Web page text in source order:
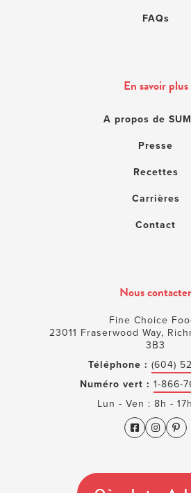
FAQs
En savoir plus
A propos de
Presse
Recettes
Carrières
Contact
Nous contacter
Fine Choice
23011 Fraserwood Way,
3B3
Téléphone : (604)
Numéro vert : 1-866-
Lun - Ven : 8h -